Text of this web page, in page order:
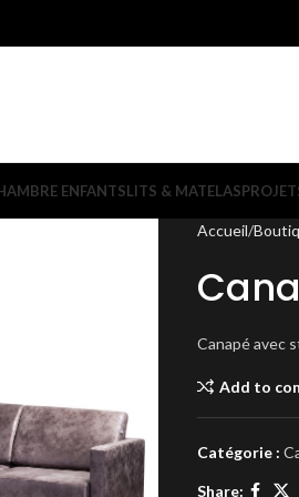
ENFANTSLITS & MATELAS
Accueil
Canapé avec
Add to
Catégorie :
Share: